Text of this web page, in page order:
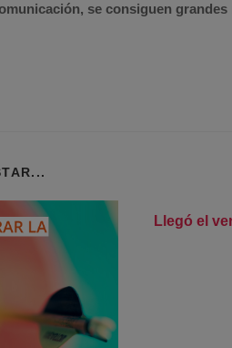
se consiguen grandes
Llegó el